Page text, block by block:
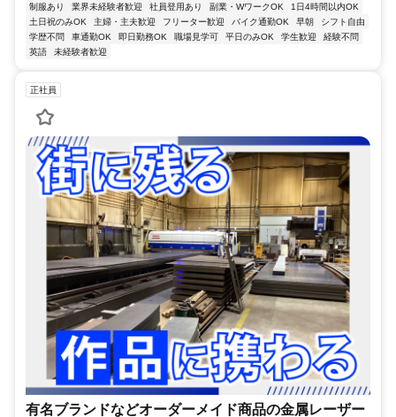
制服あり 業界未経験者歓迎 社員登用あり 副業・WワークOK
1日4時間以内OK
土日祝のみOK
主婦・主夫歓迎 フリーター歓迎 バイク通勤OK 早朝
シフト自由
学歴不問
車通勤OK 即日勤務OK 職場見学可 平日のみOK 学生歓迎
経験不問
英語
未経験者歓迎
正社員
有名ブランドなどオーダーメイド商品の金属レーザー